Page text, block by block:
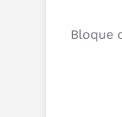
Bloque